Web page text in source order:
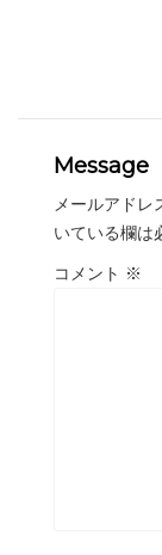
Message
メールアドレ
いている欄は
コメント ※